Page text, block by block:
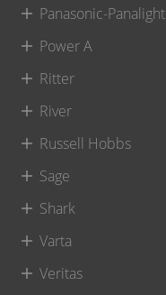
Panasonic-Panalight
Power A
Ritter
River
Russell Hobbs
Sage
Shark
Varta
Veritas